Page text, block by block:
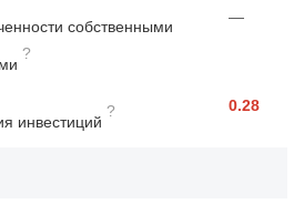
собственными
?
—
инвестиций
? 0.28